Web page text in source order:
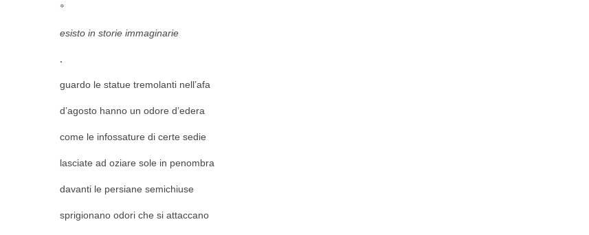
*
esisto in storie immaginarie
.
guardo le statue tremolanti nell’afa
d’agosto hanno un odore d’edera
come le infossature di certe sedie
lasciate ad oziare sole in penombra
davanti le persiane semichiuse
sprigionano odori che si attaccano